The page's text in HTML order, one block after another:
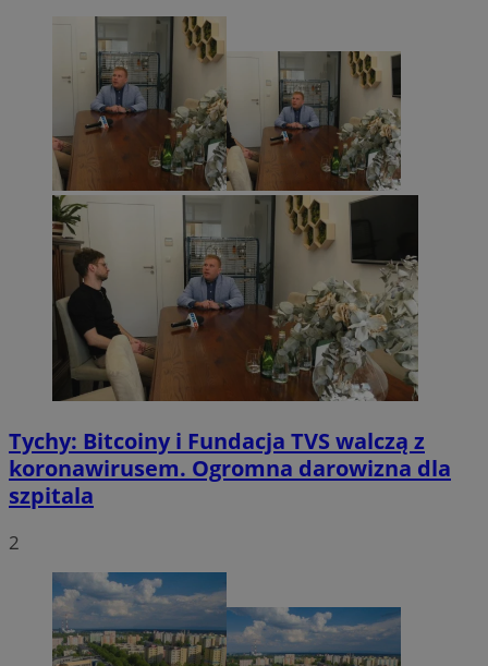
Tychy: Bitcoiny i Fundacja TVS walczą z
koronawirusem. Ogromna darowizna dla
szpitala
2